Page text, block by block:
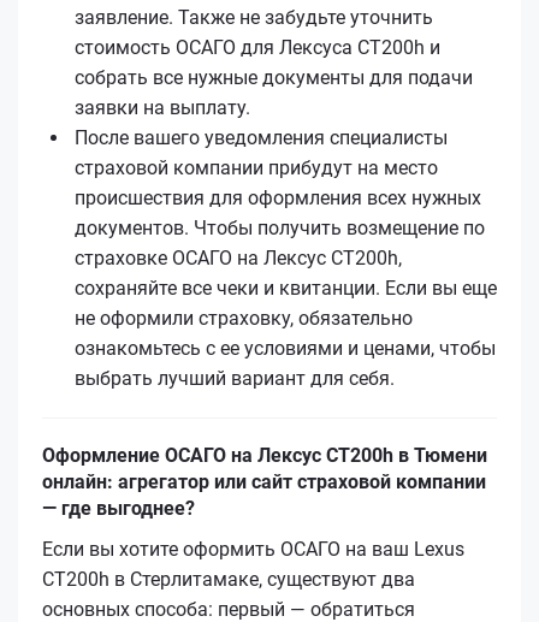
заявление. Также не забудьте уточнить
стоимость ОСАГО для Лексуса CT200h и
собрать все нужные документы для подачи
заявки на выплату.
После вашего уведомления специалисты
страховой компании прибудут на место
происшествия для оформления всех нужных
документов. Чтобы получить возмещение по
страховке ОСАГО на Лексус CT200h,
сохраняйте все чеки и квитанции. Если вы еще
не оформили страховку, обязательно
ознакомьтесь с ее условиями и ценами, чтобы
выбрать лучший вариант для себя.
Оформление ОСАГО на Лексус CT200h в Тюмени
онлайн: агрегатор или сайт страховой компании
— где выгоднее?
Если вы хотите оформить ОСАГО на ваш Lexus
CT200h в Стерлитамаке, существуют два
основных способа: первый — обратиться